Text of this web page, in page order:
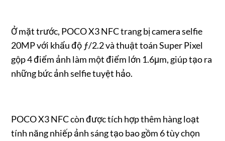
Ở mặt trước, POCO X3 NFC trang bị camera selfie
20MP với khẩu độ ƒ/2.2 và thuật toán Super Pixel
gộp 4 điểm ảnh làm một điểm lớn 1.6μm, giúp tạo ra
những bức ảnh selfie tuyệt hảo.
POCO X3 NFC còn được tích hợp thêm hàng loạt
tính năng nhiếp ảnh sáng tạo bao gồm 6 tùy chọn